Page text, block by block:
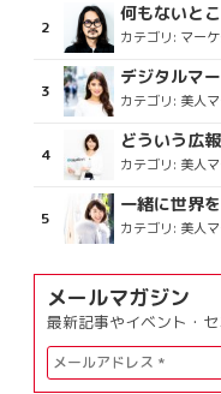
何もないと
カテゴリ: マー
カテゴリ: 美人
カテゴリ: 美人
カテゴリ: 美人
メールマガジン
最新記事やイベント・